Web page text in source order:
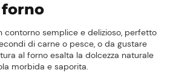
forno
contorno semplice e delizioso, perfetto
di carne o pesce, o da gustare
al forno esalta la dolcezza naturale
morbida e saporita.